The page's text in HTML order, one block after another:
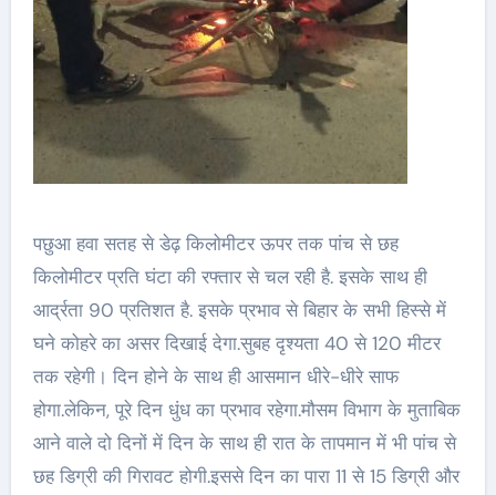
पछुआ हवा सतह से डेढ़ किलोमीटर ऊपर तक पांच से छह
किलोमीटर प्रति घंटा की रफ्तार से चल रही है. इसके साथ ही
आर्द्रता 90 प्रतिशत है. इसके प्रभाव से बिहार के सभी हिस्से में
घने कोहरे का असर दिखाई देगा.सुबह दृश्यता 40 से 120 मीटर
तक रहेगी। दिन होने के साथ ही आसमान धीरे-धीरे साफ
होगा.लेकिन, पूरे दिन धुंध का प्रभाव रहेगा.मौसम विभाग के मुताबिक
आने वाले दो दिनों में दिन के साथ ही रात के तापमान में भी पांच से
छह डिग्री की गिरावट होगी.इससे दिन का पारा 11 से 15 डिग्री और